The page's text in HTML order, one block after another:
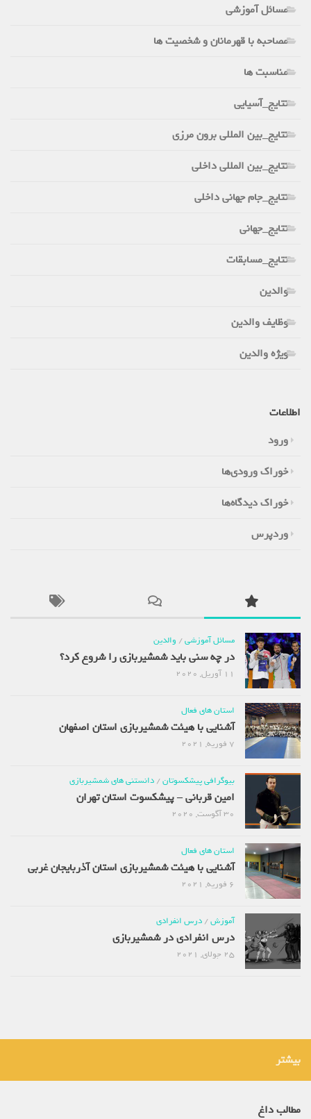
مسائل آموزشی
مصاحبه با قهرمانان و شخصیت ها
مناسبت ها
نتایج_آسیایی
نتایج_بین المللی برون مرزی
نتایج_بین المللی داخلی
نتایج_جام جهانی داخلی
نتایج_جهانی
نتایج_مسابقات
والدین
وظایف والدین
ویژه والدین
اطلاعات
ورود
خوراک ورودی‌ها
خوراک دیدگاه‌ها
وردپرس
مسائل آموزشی/ والدین
در چه سنی باید شمشیربازی را شروع کرد؟
11 آوریل, 2020
استان های فعال
آشنایی با هیئت شمشیربازی استان اصفهان
7 فوریه, 2021
بیوگرافی پیشکسوتان/ دانستنی های شمشیربازی
امین قربانی – پیشکسوت استان تهران
30 آگوست, 2020
استان های فعال
آشنایی با هیئت شمشیربازی استان آذربایجان غربی
6 فوریه, 2021
آموزش/ درس انفرادی
درس انفرادی در شمشیربازی
25 جولای, 2021
بیشتر
مطالب داغ